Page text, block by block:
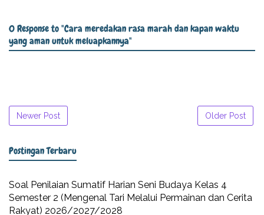
0 Response to "Cara meredakan rasa marah dan kapan waktu
yang aman untuk meluapkannya"
Newer Post Older Post
Postingan Terbaru
Soal Penilaian Sumatif Harian Seni Budaya Kelas 4
Semester 2 (Mengenal Tari Melalui Permainan dan Cerita
Rakyat) 2026/2027/2028